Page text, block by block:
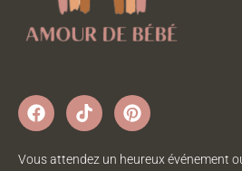
Vous attendez un heureux événement